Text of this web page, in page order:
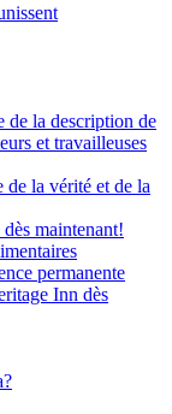
de la description de
et travailleuses
de la vérité et de la
maintenant!
permanente
Inn dès